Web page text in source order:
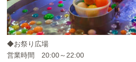
◆お祭り広場
営業時間 20:00～22:00